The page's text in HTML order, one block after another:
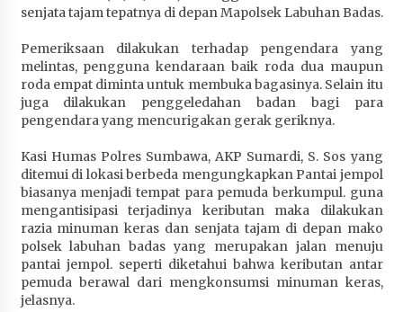
Penurunan Stunting di Sumbawa
Wabup Ansori Apresiasi Rekomendasi dan
Pandangan Fraksi – Fraksi DPRD Sumbawa
4 minggu ago
Bupati Sumbawa Lepas 487 Atlet dari Berbagai
Cabor yang Akan Berjuang pada PORPROV XII
1 bulan ago
BAZNAS Kabupaten Sumbawa Salurkan Bantuan
Program 100 Mustahik Per Desa di Desa Teluk
Santong
1 bulan ago
senjata tajam tepatnya di depan Mapolsek Labuhan Badas.
Pemeriksaan dilakukan terhadap pengendara yang
melintas, pengguna kendaraan baik roda dua maupun
roda empat diminta untuk membuka bagasinya. Selain itu
juga dilakukan penggeledahan badan bagi para
pengendara yang mencurigakan gerak geriknya.
Kasi Humas Polres Sumbawa, AKP Sumardi, S. Sos yang
ditemui di lokasi berbeda mengungkapkan Pantai jempol
biasanya menjadi tempat para pemuda berkumpul. guna
mengantisipasi terjadinya keributan maka dilakukan
razia minuman keras dan senjata tajam di depan mako
polsek labuhan badas yang merupakan jalan menuju
pantai jempol. seperti diketahui bahwa keributan antar
pemuda berawal dari mengkonsumsi minuman keras,
jelasnya.